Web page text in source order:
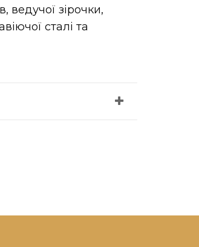
ведучої зірочки,
сталі та